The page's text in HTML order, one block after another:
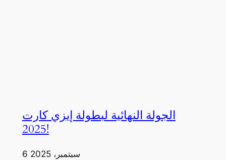
الجولة النهائية لبطولة إيزي كارت
2025!
6 سبتمبر، 2025